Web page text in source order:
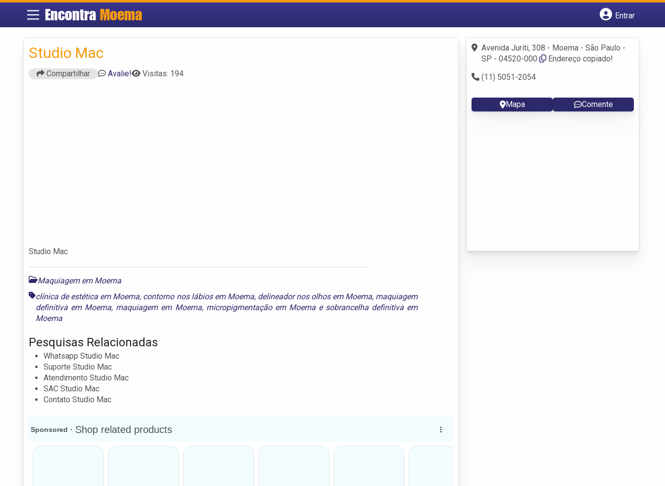
Encontra Moema
Entrar
Fazer login
Criar conta
Studio Mac
Compartilhar Avalie! Visitas: 194
Studio Mac
Maquiagem em Moema
clínica de estética em Moema, contorno nos lábios em Moema, delineador nos olhos em Moema, maquiagem
definitiva em Moema, maquiagem em Moema, micropigmentação em Moemae sobrancelha definitiva em
Moema
Pesquisas Relacionadas
Whatsapp Studio Mac
Suporte Studio Mac
Atendimento Studio Mac
SAC Studio Mac
Contato Studio Mac
Avenida Juriti, 308 - Moema - São Paulo -
SP - 04520-000
Endereço copiado!
(11) 5051-2054
Mapa Comente